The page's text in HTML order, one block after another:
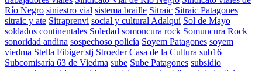
Río Negro siniestro vial sistema braille Sitraic Sitraic Patagones
sitraic y ate Sitraprenvi social y cultural Adalquí Sol de Mayo
soldados continentales Soledad somoncura rock Somuncura Rock
sonoridad andina sospechoso policía Soyem Patagones soyem
viedma Stella Fibiger stj Stroeder Casa de la Cultura sub16
Subcomisaría 63 de Viedma sube Sube Patagones subsidio